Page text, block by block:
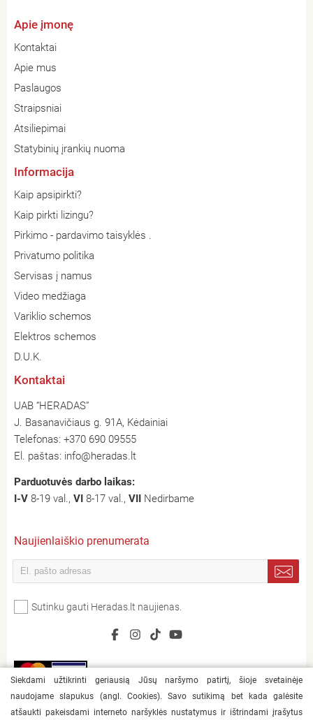
Apie įmonę
Kontaktai
Apie mus
Paslaugos
Straipsniai
Atsiliepimai
Statybinių įrankių nuoma
Informacija
Kaip apsipirkti?
Kaip pirkti lizingu?
Pirkimo - pardavimo taisyklės .
Privatumo politika
Servisas į namus
Video medžiaga
Variklio schemos
Elektros schemos
D.U.K.
Kontaktai
UAB “HERADAS”
J. Basanavičiaus g. 91A, Kėdainiai
Telefonas: +370 690 09555
El. paštas: info@heradas.lt
Parduotuvės darbo laikas:
I-V 8-19 val., VI 8-17 val., VII Nedirbame
Naujienlaiškio prenumerata
Sutinku gauti Heradas.lt naujienas.
Siekdami užtikrinti geriausią Jūsų naršymo patirtį, šioje svetainėje
naudojame slapukus (angl. Cookies). Savo sutikimą bet kada galėsite
atšaukti pakeisdami interneto naršyklės nustatymus ir ištrindami įrašytus